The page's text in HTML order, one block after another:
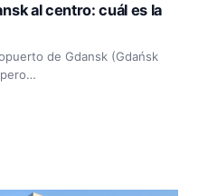
al centro: cuál es la
de Gdansk (Gdańsk
pero…